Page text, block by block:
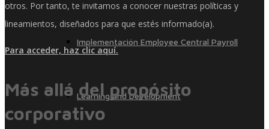
Implementación Employee Central Payroll
Learning and Development
otros. Por tanto, te invitamos a conocer nuestras políticas y
lineamientos, diseñados para que estés informado(a).
Para acceder, haz clic aquí.
Más allá del propósito
corporativo